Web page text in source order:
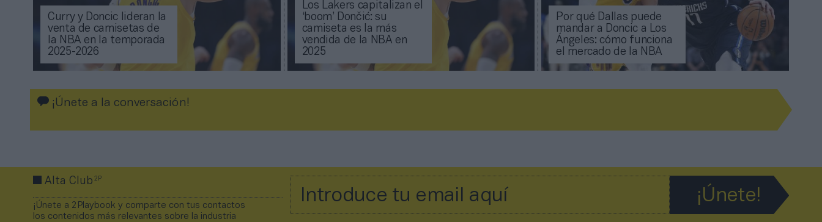
Curry y Doncic lideran la
venta de camisetas de
la NBA en la temporada
2025-2026
Los Lakers capitalizan el
‘boom’ Dončić: su
camiseta es la más
vendida de la NBA en
2025
Por qué Dallas puede
mandar a Doncic a Los
Ángeles: cómo funciona
el mercado de la NBA
¡Únete a la conversación!
Alta Club2P
¡Únete a 2Playbook y comparte con tus contactos
los contenidos más relevantes sobre la industria